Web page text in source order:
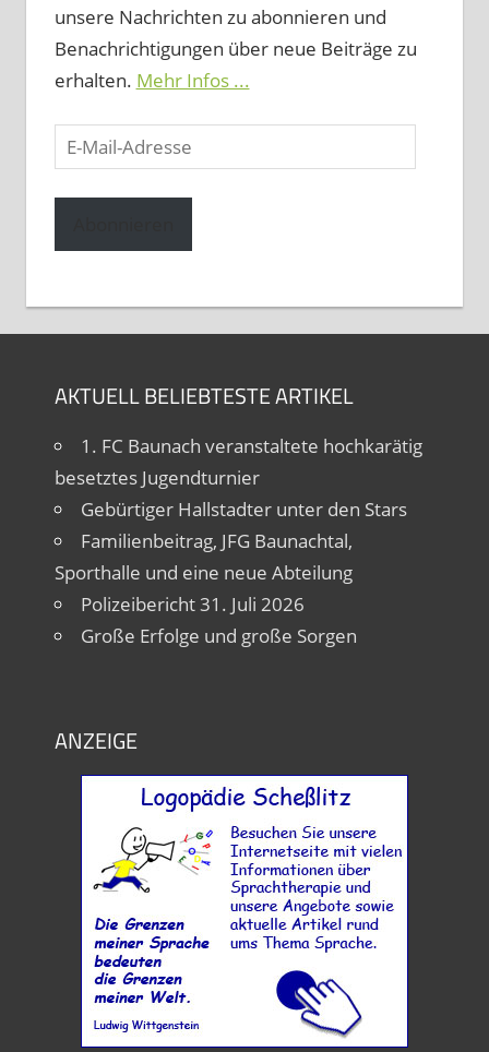
unsere Nachrichten zu abonnieren und
Benachrichtigungen über neue Beiträge zu
erhalten. Mehr Infos ...
E-
Mail-
Adresse
AKTUELL BELIEBTESTE ARTIKEL
1. FC Baunach veranstaltete hochkarätig
besetztes Jugendturnier
Gebürtiger Hallstadter unter den Stars
Familienbeitrag, JFG Baunachtal,
Sporthalle und eine neue Abteilung
Polizeibericht 31. Juli 2026
Große Erfolge und große Sorgen
ANZEIGE